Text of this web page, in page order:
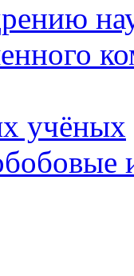
учёных